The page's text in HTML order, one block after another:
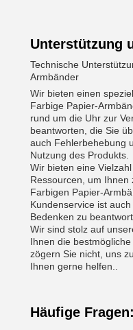
Unterstützung
Technische
Armbänder
Wir bieten einen
Farbige Papier-
rund um die Uhr zur
beantworten, die Sie
auch Fehlerbehebung
Nutzung des Produkts.
Wir bieten eine
Ressourcen, um Ihnen
Farbigen Papier-
Kundenservice ist
Bedenken zu
Wir sind stolz auf
Ihnen die
zögern Sie nicht, uns
Ihnen gerne helfen..
Häufige Fragen: